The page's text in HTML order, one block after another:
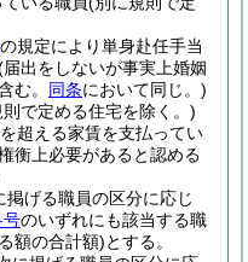
の規定により単身赴任手当
届出をしないが事実上婚姻
む。 同条において同じ。)
で定める住宅を除く。)
超える家賃を支払ってい
衡上必要があると認める
掲げる職員の区分に応じ
号のいずれにも該当する職
額の合計額)とする。